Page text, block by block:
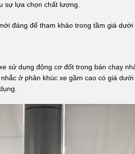
sự lựa chọn chất lượng.
đáng để tham khảo trong tầm giá dưới
sử dụng động cơ đốt trong bán chạy
ở phân khúc xe gầm cao có giá